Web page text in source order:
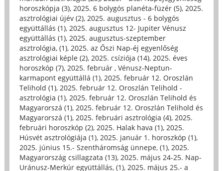
horoszkópja (3), 2025. 6 bolygós planéta-füzér (5), 2025.
asztrológiai újév (2), 2025. augusztus - 6 bolygós
együttállás (1), 2025. augusztus 12- Jupiter Vénusz
együttállás (1), 2025. augusztus-szeptember
asztrológia, (1), 2025. az Őszi Nap-éj egyenlőség
asztrológiai képle (2), 2025. csíziója (14), 2025. éves
horoszkóp (7), 2025. február , Vénusz-Neptun-
karmapont együttállá (1), 2025. február 12. Oroszlán
Telihold (1), 2025. február 12. Oroszlán Telihold -
asztrológia (1), 2025. február 12. Oroszlán Telihold és
Magyarorszá (1), 2025. február 12. Oroszlán Telihold és
Magyarorszá (1), 2025. februári asztrológia (4), 2025.
februári horoszkóp (2), 2025. Halak hava (1), 2025.
Húsvét asztrológiája (1), 2025. január 1. horoszkóp (1),
2025. június 15.- Szentháromság ünnepe, (1), 2025.
Magyarország csillagzata (13), 2025. május 24-25. Nap-
Uránusz-Merkúr együttállás, (1), 2025. május 25.- a